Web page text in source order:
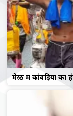
मेरठ में कांवड़ियों का